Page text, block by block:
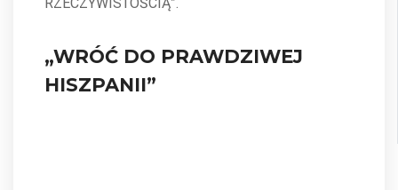
„WRÓĆ DO PRAWDZIWEJ
HISZPANII”